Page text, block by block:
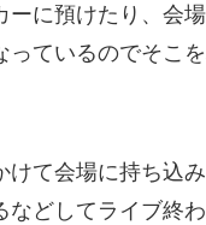
ーに預けたり、会
っているのでそこ
けて会場に持ち込
などしてライブ終